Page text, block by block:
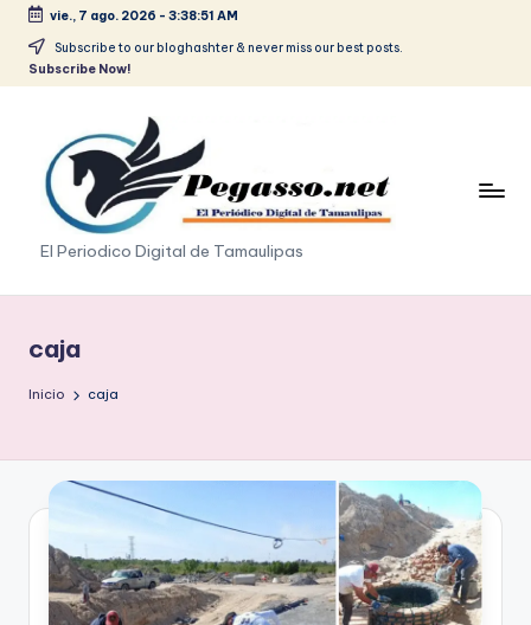
Saltar
vie., 7 ago. 2026 - 3:38:51 AM
Subscribe to our bloghashter & never miss our best posts.
Subscribe Now!
p
e
s
.
r
e
El Periodico Digital de Tamaulipas
caja
Inicio caja